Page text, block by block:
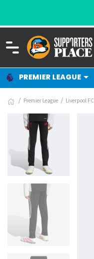
PREMIER LEAGUE
Premier League Liverpool FC